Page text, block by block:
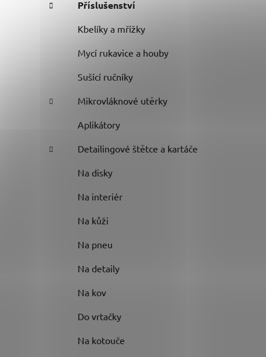
Příslušenství
Kbelíky a mřížky
Mycí rukavice a houby
Sušící ručníky
Mikrovláknové utěrky
Aplikátory
Detailingové štětce a kartáče
Na disky
Na interiér
Na kůži
Na pneu
Na detaily
Na kov
Do vrtačky
Na kotouče